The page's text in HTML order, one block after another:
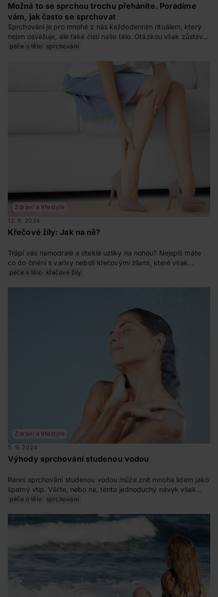
Možná to se sprchou trochu přeháníte. Poradíme
vám, jak často se sprchovat
Sprchování je pro mnohé z nás každodenním rituálem, který
nejen osvěžuje, ale také čistí naše tělo. Otázkou však zůstává,
jak často se mýt, aby pH kůže zůstalo v rovnováze. Odpověď
častěji, než je nutné. V tomto článku se zaměříme na optimální
frekvenci sprchování a také na to, jaký vliv má teplá, vlažná
nebo studená sprcha na vaše zdraví.
péče o tělo sprchování
Zdraví a lifestyle
12. 9. 2024
Křečové žíly: Jak na ně?
Trápí vás namodralé a oteklé uzlíky na nohou? Nejspíš máte
co do činění s varixy neboli křečovými žilami, které však
nejsou jen pouhou vadou na kráse. Tento nepříjemný problém
péče o tělo křečové žíly
Zdraví a lifestyle
5. 9. 2024
Výhody sprchování studenou vodou
Ranní sprchování studenou vodou může znít mnoha lidem jako
špatný vtip. Věřte, nebo ne, tento jednoduchý návyk však
významně zlepšuje zdraví, posiluje imunitu i psychickou
stahuje póry, zpevňuje ji a omlazuje. Dejte šanci této osvěžující
rutině, odmění se vám.
péče o tělo sprchování